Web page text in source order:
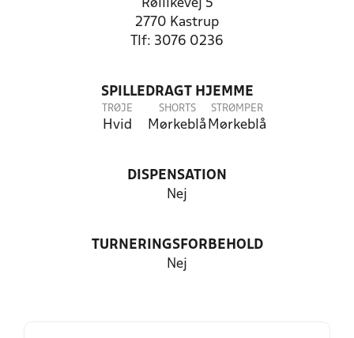
Røllikevej 5
2770 Kastrup
Tlf: 3076 0236
SPILLEDRAGT HJEMME
TRØJE
Hvid
SHORTS
Mørkeblå
STRØMPER
Mørkeblå
DISPENSATION
Nej
TURNERINGSFORBEHOLD
Nej